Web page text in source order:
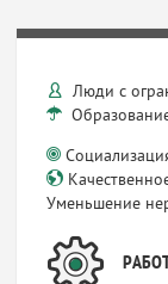
Люди с
Уменьшение